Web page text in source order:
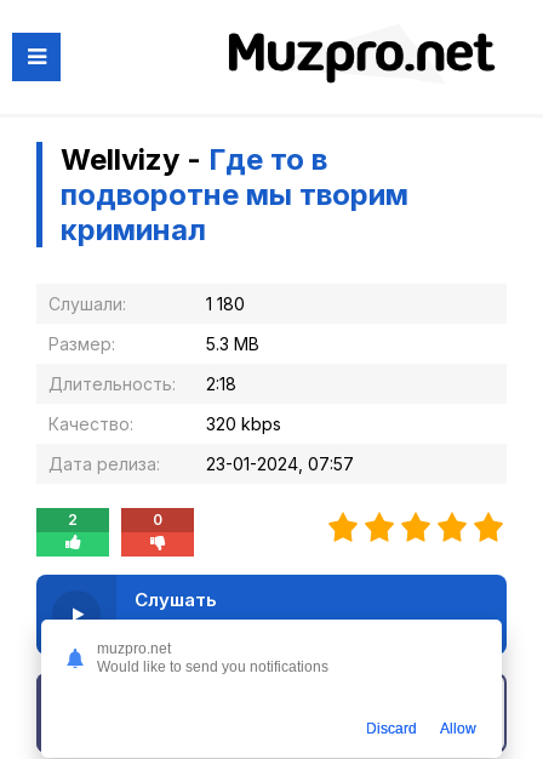
Wellvizy - Где то в
подворотне мы творим
криминал
Слушали:
1 180
Размер:
5.3 MB
Длительность:
2:18
Качество:
320 kbps
Дата релиза:
23-01-2024, 07:57
2 0
Слушать
Wellvizy - Где то в подворотне мы творим криминал
muzpro.net
Would like to send you notifications
Discard Allow